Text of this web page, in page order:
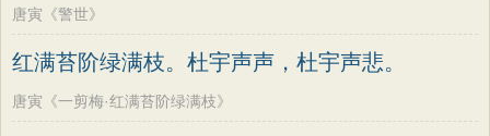
唐寅《警世》
红满苔阶绿满枝。杜宇声声，杜宇声悲。
唐寅《一剪梅·红满苔阶绿满枝》